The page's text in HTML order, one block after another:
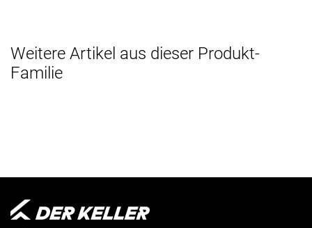
Weitere Artikel aus dieser Produkt-
Familie